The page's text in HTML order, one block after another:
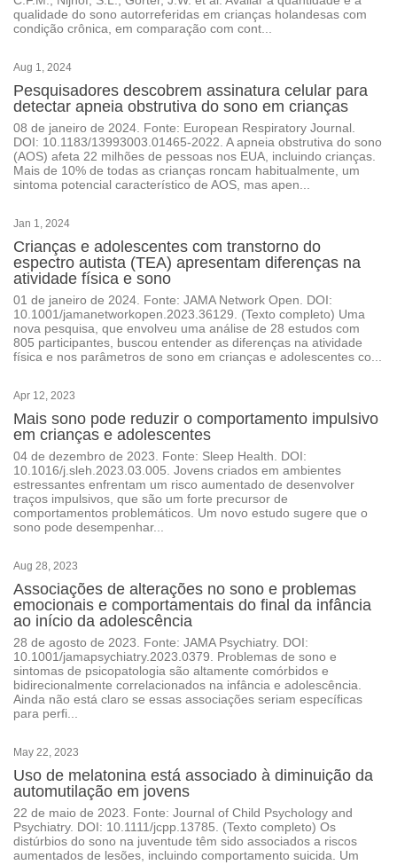
qualidade do sono autorreferidas em crianças holandesas com
condição crônica, em comparação com cont...
Aug 1, 2024
Pesquisadores descobrem assinatura celular para
detectar apneia obstrutiva do sono em crianças
08 de janeiro de 2024. Fonte: European Respiratory Journal.
DOI: 10.1183/13993003.01465-2022. A apneia obstrutiva do sono
(AOS) afeta 22 milhões de pessoas nos EUA, incluindo crianças.
Mais de 10% de todas as crianças roncam habitualmente, um
sintoma potencial característico de AOS, mas apen...
Jan 1, 2024
Crianças e adolescentes com transtorno do
espectro autista (TEA) apresentam diferenças na
atividade física e sono
01 de janeiro de 2024. Fonte: JAMA Network Open. DOI:
10.1001/jamanetworkopen.2023.36129. (Texto completo) Uma
nova pesquisa, que envolveu uma análise de 28 estudos com
805 participantes, buscou entender as diferenças na atividade
física e nos parâmetros de sono em crianças e adolescentes co...
Apr 12, 2023
Mais sono pode reduzir o comportamento impulsivo
em crianças e adolescentes
04 de dezembro de 2023. Fonte: Sleep Health. DOI:
10.1016/j.sleh.2023.03.005. Jovens criados em ambientes
estressantes enfrentam um risco aumentado de desenvolver
traços impulsivos, que são um forte precursor de
comportamentos problemáticos. Um novo estudo sugere que o
sono pode desempenhar...
Aug 28, 2023
Associações de alterações no sono e problemas
emocionais e comportamentais do final da infância
ao início da adolescência
28 de agosto de 2023. Fonte: JAMA Psychiatry. DOI:
10.1001/jamapsychiatry.2023.0379. Problemas de sono e
sintomas de psicopatologia são altamente comórbidos e
bidirecionalmente correlacionados na infância e adolescência.
Ainda não está claro se essas associações seriam específicas
para perfi...
May 22, 2023
Uso de melatonina está associado à diminuição da
automutilação em jovens
22 de maio de 2023. Fonte: Journal of Child Psychology and
Psychiatry. DOI: 10.1111/jcpp.13785. (Texto completo) Os
distúrbios do sono na juventude têm sido associados a riscos
aumentados de lesões, incluindo comportamento suicida. Um